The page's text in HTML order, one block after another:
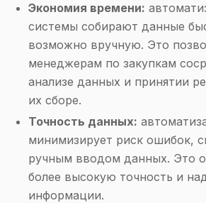
Экономия времени:
системы собирают данные
возможно вручную. Это
менеджерам по закупкам
анализе данных и принятии
их сборе.
Точность данных:
минимизирует риск ошибок,
ручным вводом данных. Это
более высокую точность и
информации.